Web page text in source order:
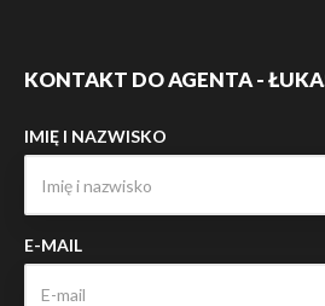
KONTAKT DO AGENTA -
IMIĘ I NAZWISKO
E-MAIL